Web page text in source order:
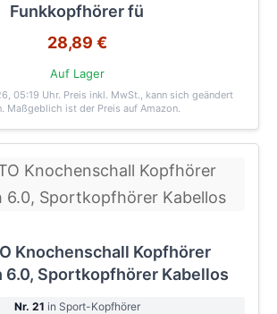
Funkkopfhörer fü
28,89 €
Auf Lager
05:19 Uhr. Preis inkl. MwSt., kann sich geändert
Maßgeblich ist der Preis auf Amazon.
Knochenschall Kopfhörer
6.0, Sportkopfhörer Kabellos
Nr. 21 in Sport-Kopfhörer